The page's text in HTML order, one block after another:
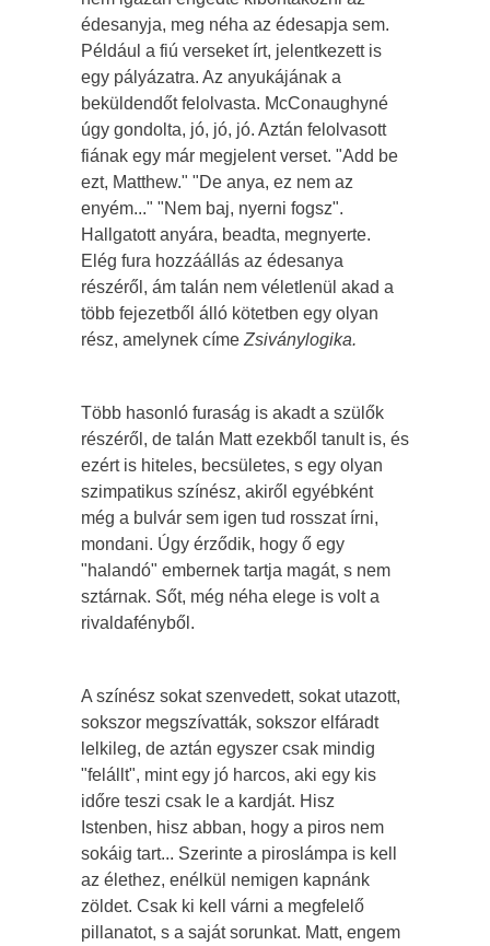
édesanyja, meg néha az édesapja sem.
Például a fiú verseket írt, jelentkezett is
egy pályázatra. Az anyukájának a
beküldendőt felolvasta. McConaughyné
úgy gondolta, jó, jó, jó. Aztán felolvasott
fiának egy már megjelent verset. "Add be
ezt, Matthew." "De anya, ez nem az
enyém..." "Nem baj, nyerni fogsz".
Hallgatott anyára, beadta, megnyerte.
Elég fura hozzáállás az édesanya
részéről, ám talán nem véletlenül akad a
több fejezetből álló kötetben egy olyan
rész, amelynek címe Zsiványlogika.
Több hasonló furaság is akadt a szülők
részéről, de talán Matt ezekből tanult is, és
ezért is hiteles, becsületes, s egy olyan
szimpatikus színész, akiről egyébként
még a bulvár sem igen tud rosszat írni,
mondani. Úgy érződik, hogy ő egy
"halandó" embernek tartja magát, s nem
sztárnak. Sőt, még néha elege is volt a
rivaldafényből.
A színész sokat szenvedett, sokat utazott,
sokszor megszívatták, sokszor elfáradt
lelkileg, de aztán egyszer csak mindig
"felállt", mint egy jó harcos, aki egy kis
időre teszi csak le a kardját. Hisz
Istenben, hisz abban, hogy a piros nem
sokáig tart... Szerinte a piroslámpa is kell
az élethez, enélkül nemigen kapnánk
zöldet. Csak ki kell várni a megfelelő
pillanatot, s a saját sorunkat. Matt, engem